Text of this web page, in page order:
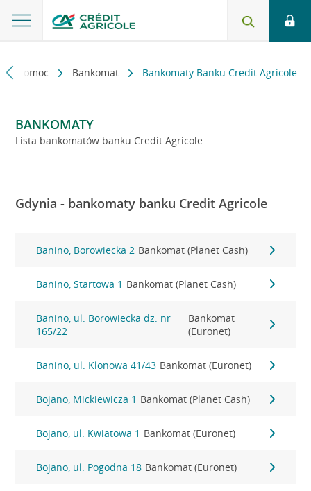
i pomoc Bankomat Bankomaty Banku Credit Agricole
BANKOMATY
Lista bankomatów banku Credit Agricole
Gdynia - bankomaty banku Credit Agricole
Banino, Borowiecka 2 Bankomat (Planet Cash)
Banino, Startowa 1 Bankomat (Planet Cash)
Banino, ul. Borowiecka dz. nr
165/22
Bankomat
(Euronet)
Banino, ul. Klonowa 41/43 Bankomat (Euronet)
Bojano, Mickiewicza 1 Bankomat (Planet Cash)
Bojano, ul. Kwiatowa 1 Bankomat (Euronet)
Bojano, ul. Pogodna 18 Bankomat (Euronet)